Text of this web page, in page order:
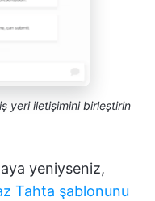
yeri iletişimini birleştirin
yeniyseniz,
Tahta şablonunu